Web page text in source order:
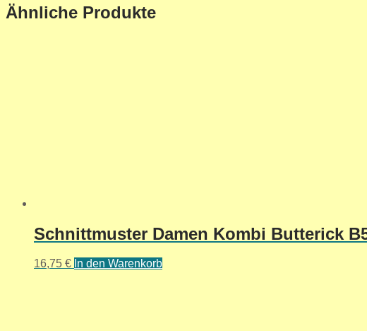
Ähnliche Produkte
Schnittmuster Damen Kombi Butterick
16,75 € In den Warenkorb